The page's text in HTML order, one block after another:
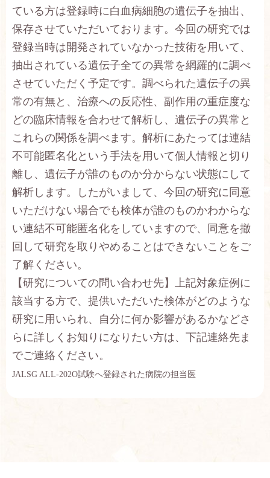
ている方は登録時に白血病細胞の遺伝子を抽出、
保存させていただいております。今回の研究では
登録当時は開発されていなかった技術を用いて、
抽出されている遺伝子全ての異常を網羅的に調べ
させていただく予定です。調べられた遺伝子の異
常の有無と、治療への反応性、副作用の重症度な
どの臨床情報を合わせて解析し、遺伝子の異常と
これらの関係を調べます。解析にあたっては連結
不可能匿名化という手法を用いて個人情報と切り
離し、遺伝子が誰のものか分からない状態にして
解析します。したがいまして、今回の研究に同意
いただけない場合でも検体が誰のものかわからな
い連結不可能匿名化をしていますので、同意を撤
回して研究を取りやめることはできないことをご
了解ください。
【研究についての問い合わせ先】上記対象症例に
該当する方で、提供いただいた検体がどのような
研究に用いられ、自分に何か影響があるかなどさ
らに詳しくお知りになりたい方は、下記連絡先ま
でご連絡ください。
JALSG ALL-202O試験へ登録された病院の担当医